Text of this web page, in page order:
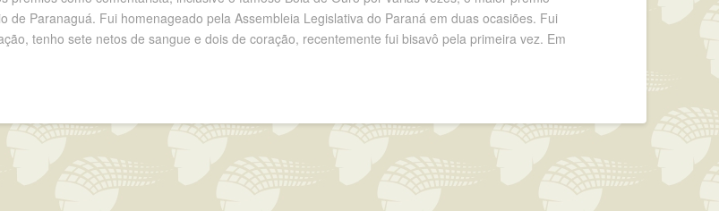
Paranaguá. Fui homenageado pela Assembleia Legislativa do Paraná em duas ocasiões. Fui
tenho sete netos de sangue e dois de coração, recentemente fui bisavô pela primeira vez. Em